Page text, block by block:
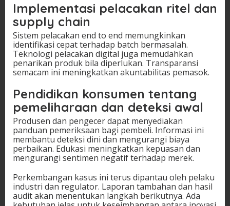
Implementasi pelacakan ritel dan
supply chain
Sistem pelacakan end to end memungkinkan
identifikasi cepat terhadap batch bermasalah.
Teknologi pelacakan digital juga memudahkan
penarikan produk bila diperlukan. Transparansi
semacam ini meningkatkan akuntabilitas pemasok.
Pendidikan konsumen tentang
pemeliharaan dan deteksi awal
Produsen dan pengecer dapat menyediakan
panduan pemeriksaan bagi pembeli. Informasi ini
membantu deteksi dini dan mengurangi biaya
perbaikan. Edukasi meningkatkan kepuasan dan
mengurangi sentimen negatif terhadap merek.
Perkembangan kasus ini terus dipantau oleh pelaku
industri dan regulator. Laporan tambahan dan hasil
audit akan menentukan langkah berikutnya. Ada